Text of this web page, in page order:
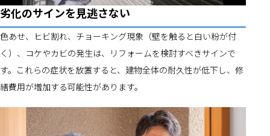
劣化のサインを見逃さない
色あせ、ヒビ割れ、チョーキング現象（壁を触ると白い粉が付
く）、コケやカビの発生は、リフォームを検討すべきサインで
す。これらの症状を放置すると、建物全体の耐久性が低下し、修
繕費用が増加する可能性があります。